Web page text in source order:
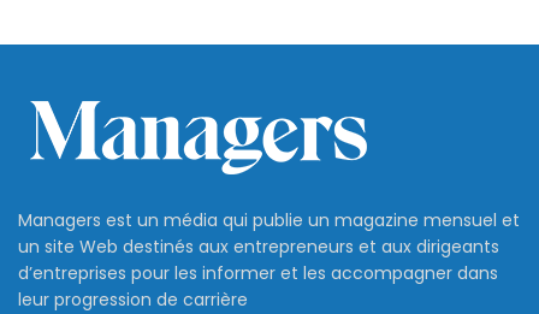
Managers est un média qui publie un magazine mensuel et
un site Web destinés aux entrepreneurs et aux dirigeants
d’entreprises pour les informer et les accompagner dans
leur progression de carrière